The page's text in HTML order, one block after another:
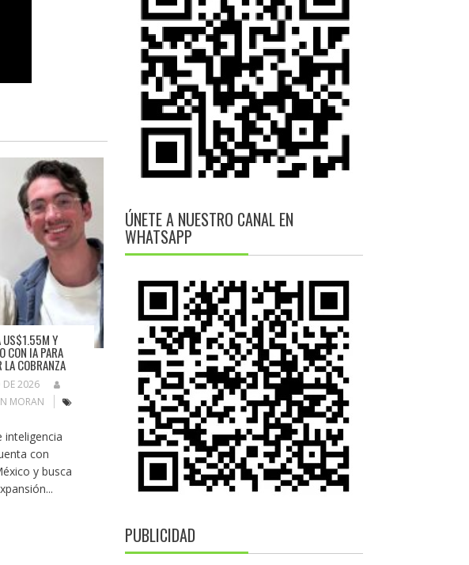
US$1.55M Y
CON IA PARA
LA COBRANZA
DE 2026
MORAN
inteligencia
con
y busca
ÚNETE A NUESTRO CANAL EN
WHATSAPP
PUBLICIDAD